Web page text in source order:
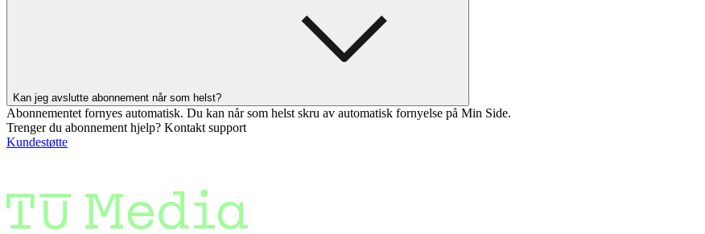
Kan jeg avslutte abonnement når som helst?
Abonnementet fornyes automatisk. Du kan når som helst skru av automatisk fornyelse på Min Side.
Trenger du abonnement hjelp? Kontakt support
Kundestøtte